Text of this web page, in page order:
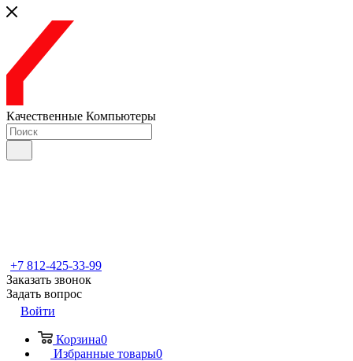
Качественные Компьютеры
+7 812-425-33-99
Заказать звонок
Задать вопрос
Войти
Корзина0
Избранные товары0